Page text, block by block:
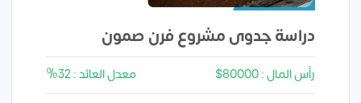
دراسة جدوى مشروع فرن صمون
رأس المال : 80000$ معدل العائد : 32%